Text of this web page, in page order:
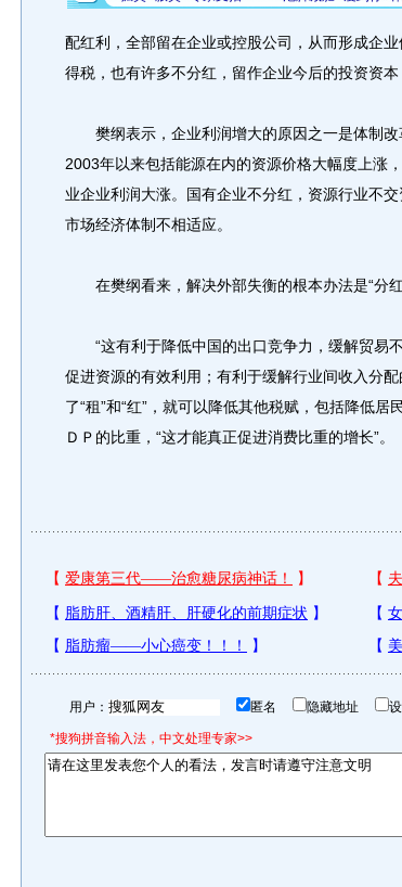
配红利，全部留在企业或控股公司，从而形成企
得税，也有许多不分红，留作企业今后的投资资本
樊纲表示，企业利润增大的原因之一是体制改
2003年以来包括能源在内的资源价格大幅度上涨
业企业利润大涨。国有企业不分红，资源行业不
市场经济体制不相适应。
在樊纲看来，解决外部失衡的根本办法是“分红
“这有利于降低中国的出口竞争力，缓解贸易不
促进资源的有效利用；有利于缓解行业间收入分
了“租”和“红”，就可以降低其他税赋，包括降低居
ＤＰ的比重，“这才能真正促进消费比重的增长”。
用户： 匿名 隐藏地址
*搜狗拼音输入法，中文处理专家>>